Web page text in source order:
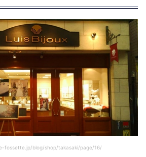
fossette.jp/blog/shop/takasaki/page/16/